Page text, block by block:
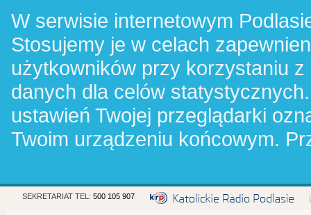
W serwisie internetowym
Stosujemy je w celach
użytkowników przy korzystaniu
danych dla celów
ustawień Twojej przeglądarki
Twoim urządzeniu końcowym.
SEKRETARIAT TEL: 500 105 907